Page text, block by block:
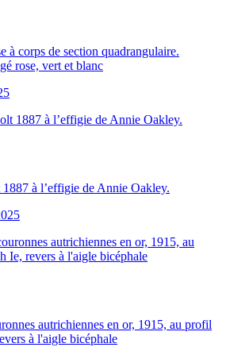
corps de section quadrangulaire.
rose, vert et blanc
à l’effigie de Annie Oakley.
autrichiennes en or, 1915, au profil
à l'aigle bicéphale